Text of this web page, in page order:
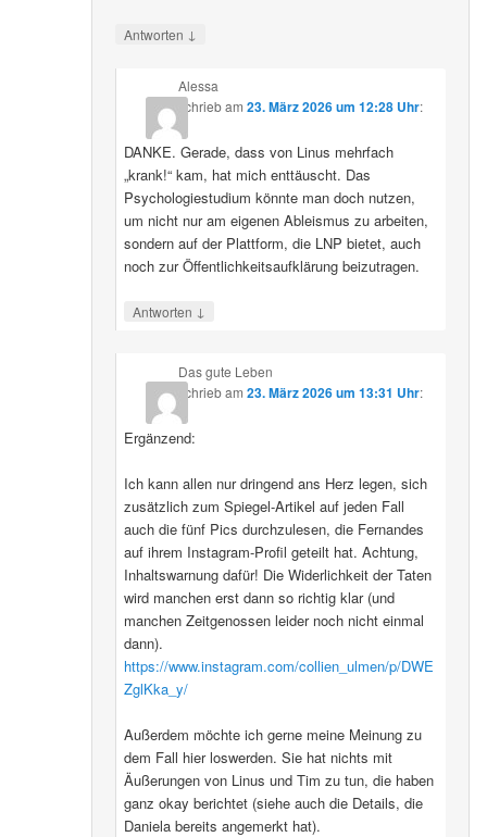
Antworten ↓
Alessa
schriebam 23. März 2026 um 12:28 Uhr:
DANKE. Gerade, dass von Linus mehrfach
„krank!“ kam, hat mich enttäuscht. Das
Psychologiestudium könnte man doch nutzen,
um nicht nur am eigenen Ableismus zu arbeiten,
sondern auf der Plattform, die LNP bietet, auch
noch zur Öffentlichkeitsaufklärung beizutragen.
Antworten ↓
Das gute Leben
schriebam 23. März 2026 um 13:31 Uhr:
Ergänzend:
Ich kann allen nur dringend ans Herz legen, sich
zusätzlich zum Spiegel-Artikel auf jeden Fall
auch die fünf Pics durchzulesen, die Fernandes
auf ihrem Instagram-Profil geteilt hat. Achtung,
Inhaltswarnung dafür! Die Widerlichkeit der Taten
wird manchen erst dann so richtig klar (und
manchen Zeitgenossen leider noch nicht einmal
dann).
https://www.instagram.com/collien_ulmen/p/DWE
ZglKka_y/
Außerdem möchte ich gerne meine Meinung zu
dem Fall hier loswerden. Sie hat nichts mit
Äußerungen von Linus und Tim zu tun, die haben
ganz okay berichtet (siehe auch die Details, die
Daniela bereits angemerkt hat).